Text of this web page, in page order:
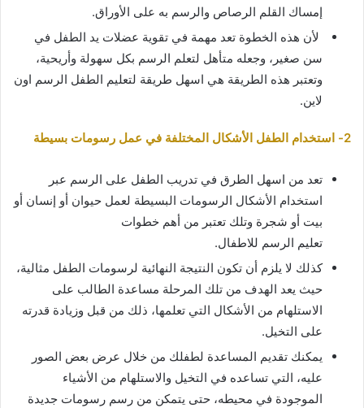
إمساك القلم الرصاص والرسم به على الأوراق.
لأن هذه الخطوة تعد مهمة في تقوية عضلات يد الطفل في
سن صغير، وجعله متأهل لتعلم الرسم بكل سهولة وأريحية،
وتعتبر هذه الطريقة هي اسهل طريقة لتعليم الطفل الرسم اون
لاين.
2- استخدام الطفل الأشكال المختلفة في عمل رسومات بسيطة
تعد من اسهل الطرق في تدريب الطفل على الرسم عبر
استخدام الأشكال الرسومات البسيطة لعمل حيوان أو إنسان أو
بيت أو شجرة وتلك تعتبر من أهم خطوات
تعليم الرسم للاطفال.
كذلك لا يلزم أن تكون النتيجة النهائية لرسومات الطفل مثالية،
حيث يعد الهدف من تلك المرحلة مساعدة الطالب على
الاستلهام من الأشكال التي تعلمها، ذلك من قبل وزيادة قدرته
على التخيل.
يمكنك تقديم المساعدة لطفلك من خلال عرض بعض الصور
عليه، التي تساعده في التخيل والاستلهام من الأشياء
الموجودة في محيطه، حتى يتمكن من رسم رسومات جديدة